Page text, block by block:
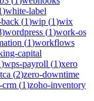
)white-label
(1)wip (1)wix
)wordpress (1)work-os
(1)workflows
capital
)wps-payroll (1)xero
(2)zero-downtime
crm (1)zoho-inventory